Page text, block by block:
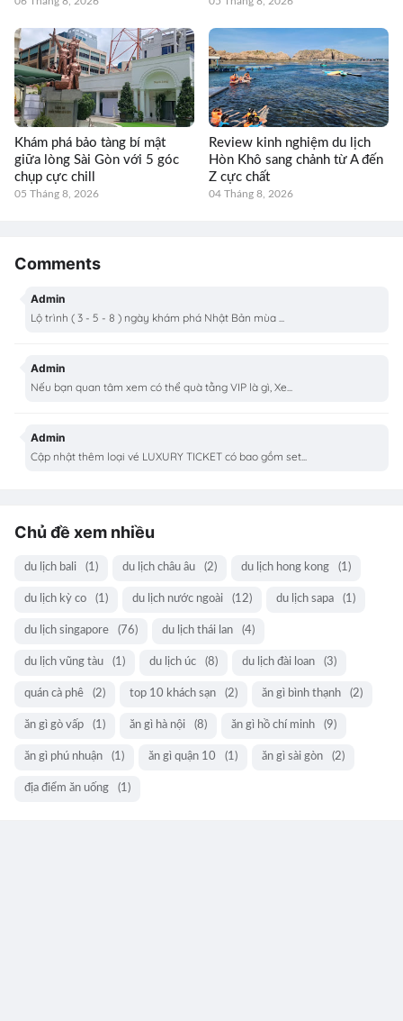
Khám phá bảo tàng bí mật
giữa lòng Sài Gòn với 5 góc
chụp cực chill
05 Tháng 8, 2026
Review kinh nghiệm du lịch
Hòn Khô sang chảnh từ A đến
Z cực chất
04 Tháng 8, 2026
Comments
Admin
Lộ trình ( 3 - 5 - 8 ) ngày khám phá Nhật Bản mùa ...
Admin
Nếu bạn quan tâm xem có thể quà tằng VIP là gì, Xe...
Admin
Cập nhật thêm loại vé LUXURY TICKET có bao gồm set...
Chủ đề xem nhiều
du lịch bali (1) du lịch châu âu (2) du lịch hong kong (1)
du lịch kỳ co (1) du lịch nước ngoài (12) du lịch sapa (1)
du lịch singapore (76) du lịch thái lan (4)
du lịch vũng tàu (1) du lịch úc (8) du lịch đài loan (3)
quán cà phê (2) top 10 khách sạn (2) ăn gì bình thạnh (2)
ăn gì gò vấp (1) ăn gì hà nội (8) ăn gì hồ chí minh (9)
ăn gì phú nhuận (1) ăn gì quận 10 (1) ăn gì sài gòn (2)
địa điểm ăn uống (1)